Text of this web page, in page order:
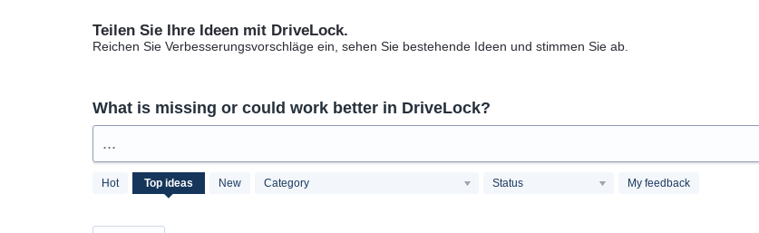
Teilen Sie Ihre Ideen mit DriveLock.
Reichen Sie Verbesserungsvorschläge ein, sehen Sie bestehende Ideen und stimmen Sie ab.
What is missing or could work better in DriveLock?
...
Hot Top ideas New Category Status My feedback
75
results